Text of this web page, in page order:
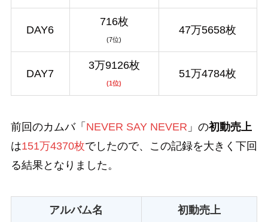
DAY6
716枚
(7位)
47万5658枚
DAY7
3万9126枚
(1位)
51万4784枚
前回のカムバ「 NEVER SAY NEVER 」の初動売上
は151万4370枚でしたので、この記録を大きく下回
る結果となりました。
アルバム名 初動売上